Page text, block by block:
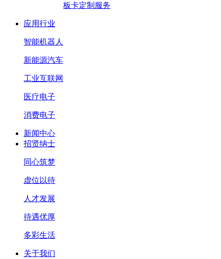
板卡定制服务
应用行业
智能机器人
新能源汽车
工业互联网
医疗电子
消费电子
新闻中心
招贤纳士
同心筑梦
虚位以待
人才发展
待遇优厚
多彩生活
关于我们